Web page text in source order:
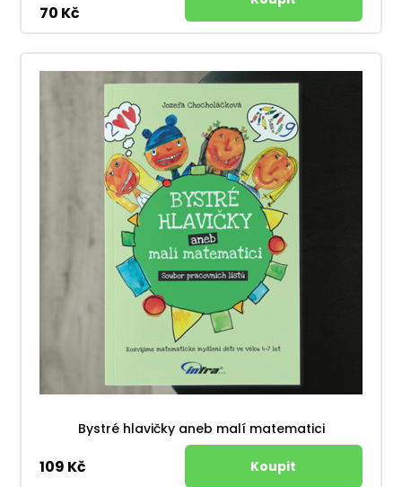
70 Kč
Bystré hlavičky aneb malí matematici
109 Kč